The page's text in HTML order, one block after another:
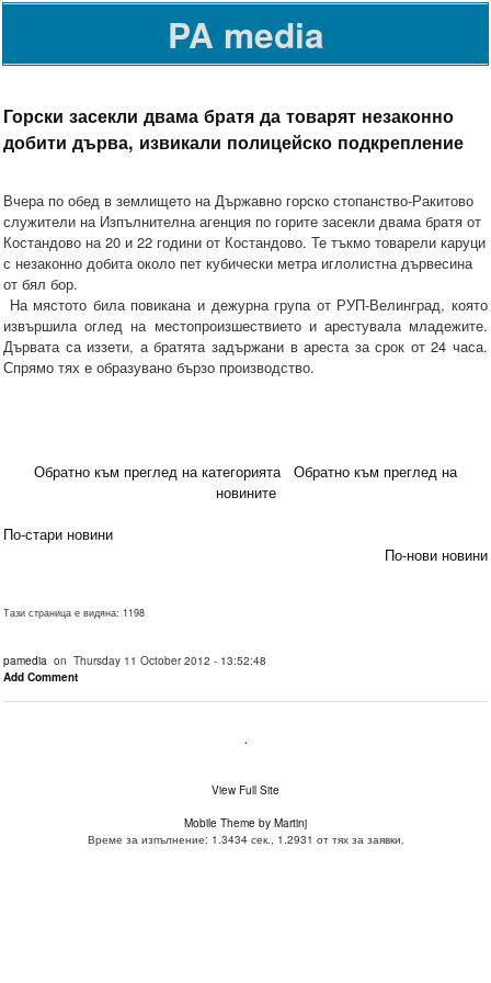
PA media
Горски засекли двама братя да товарят незаконно
добити дърва, извикали полицейско подкрепление
Вчера по обед в землището на Държавно горско стопанство-Ракитово
служители на Изпълнителна агенция по горите засекли двама братя от
Костандово на 20 и 22 години от Костандово. Те тъкмо товарели каруци
с незаконно добита около пет кубически метра иглолистна дървесина
от бял бор.
На мястото била повикана и дежурна група от РУП-Велинград, която
извършила оглед на местопроизшествието и арестувала младежите.
Дървата са иззети, а братята задържани в ареста за срок от 24 часа.
Спрямо тях е образувано бързо производство.
Обратно към преглед на категорията
Обратно към преглед на
новините
По-стари новини
По-нови новини
Тази страница е видяна: 1198
pamedia on Thursday 11 October 2012 - 13:52:48
Add Comment
.
View Full Site
Mobile Theme by Martinj
Време за изпълнение: 1.3434 сек., 1.2931 от тях за заявки.